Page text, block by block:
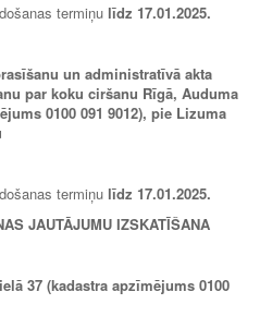
termiņu līdz 17.01.2025.
un administratīvā akta
par koku ciršanu Rīgā, Auduma
0100 091 9012), pie Lizuma
termiņu līdz 17.01.2025.
JAUTĀJUMU IZSKATĪŠANA
37 (kadastra apzīmējums 0100